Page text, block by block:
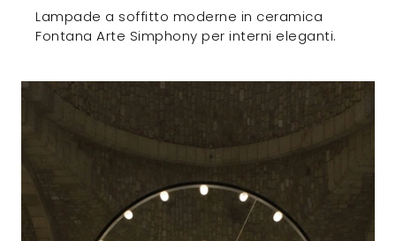
Lampade a soffitto moderne in ceramica
Fontana Arte Simphony per interni eleganti.